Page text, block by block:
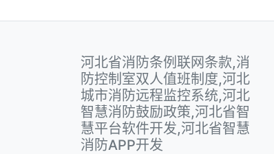
河北省消防条例联网条款,消
防控制室双人值班制度,河北
城市消防远程监控系统,河北
智慧消防鼓励政策,河北省智
慧平台软件开发,河北省智慧
消防APP开发